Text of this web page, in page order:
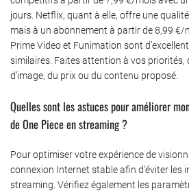
jours. Netflix, quant à elle, offre une
mais à un abonnement à partir de 8,99 €/
Prime Video et Funimation sont
similaires. Faites attention à vos priorités,
d’image, du prix ou du contenu proposé.
Quelles sont les astuces pour améliorer
de One Piece en streaming ?
Pour optimiser votre expérience de
connexion Internet stable afin d’éviter les
streaming. Vérifiez également les